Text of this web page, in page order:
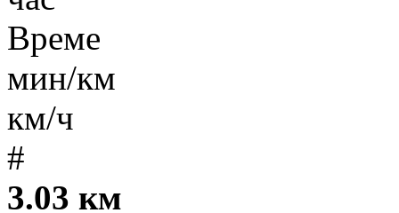
Време
мин/км
км/ч
#
3.03 км